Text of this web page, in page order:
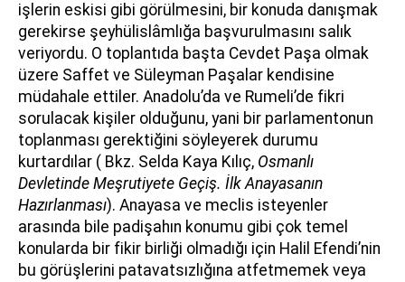
işlerin eskisi gibi görülmesini, bir konuda danışmak
gerekirse şeyhülislâmlığa başvurulmasını salık
veriyordu. O toplantıda başta Cevdet Paşa olmak
üzere Saffet ve Süleyman Paşalar kendisine
müdahale ettiler. Anadolu’da ve Rumeli’de fikri
sorulacak kişiler olduğunu, yani bir parlamentonun
toplanması gerektiğini söyleyerek durumu
kurtardılar ( Bkz. Selda Kaya Kılıç, Osmanlı
Devletinde Meşrutiyete Geçiş. İlk Anayasanın
Hazırlanması). Anayasa ve meclis isteyenler
arasında bile padişahın konumu gibi çok temel
konularda bir fikir birliği olmadığı için Halil Efendi’nin
bu görüşlerini patavatsızlığına atfetmemek veya